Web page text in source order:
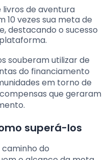
livros de aventura
10 vezes sua meta de
destacando o sucesso
souberam utilizar de
do financiamento
em torno de
que geraram
superá-los
do